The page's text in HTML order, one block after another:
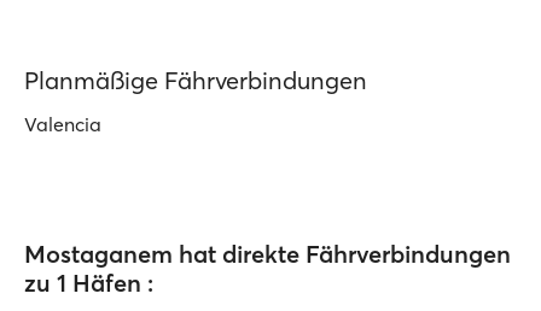
Planmäßige Fährverbindungen
Valencia
Mostaganem hat direkte Fährverbindungen
zu 1 Häfen :